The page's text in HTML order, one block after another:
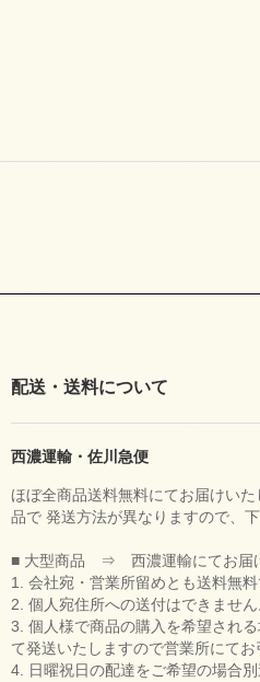
配送・送料について
西濃運輸・佐川急便
ほぼ全商品送料無料にてお届けい
品で 発送方法が異なりますので、
■ 大型商品 ⇒ 西濃運輸にてお届け
1. 会社宛・営業所留めとも送料無料
2. 個人宛住所への送付はできません
3. 個人様で商品の購入を希望され
て発送いたしますので営業所にてお
4. 日曜祝日の配達をご希望の場合